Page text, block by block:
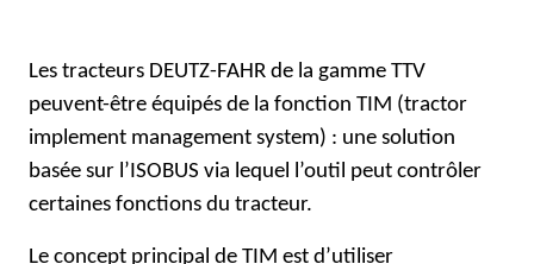
Les tracteurs DEUTZ-FAHR de la gamme TTV
peuvent-être équipés de la fonction TIM (tractor
implement management system) : une solution
basée sur l’ISOBUS via lequel l’outil peut contrôler
certaines fonctions du tracteur.
Le concept principal de TIM est d’utiliser